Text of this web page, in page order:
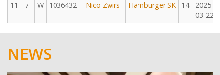
11
7 W 1036432 Nico Zwirs Hamburger SK 14
2025-
03-22
NEWS